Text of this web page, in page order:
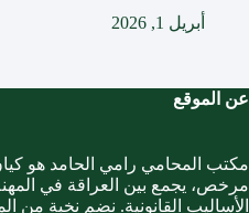
أبريل 1, 2026
عن الموقع
مكتب المحامي رامي الحامد هو
مرخص، يجمع بين العراقة في
الأساليب القانونية. نضم نخبة من